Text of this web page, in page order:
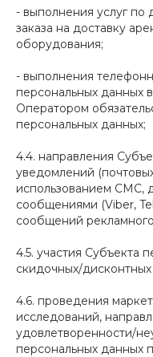
- выполнения услуг по
заказа на доставку
оборудования;
- выполнения
персональных данных
Оператором
персональных данных;
4.4. направления
уведомлений
использованием СМС,
сообщениями (Viber,
сообщений
4.5. участия Субъекта
скидочных/
4.6. проведения
исследований,
удовлетворенности/
персональных данных